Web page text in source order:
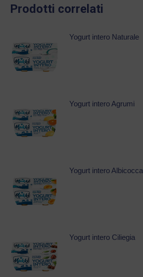
Prodotti correlati
Yogurt intero Naturale
Yogurt intero Agrumi
Yogurt intero Albicocca
Yogurt intero Ciliegia